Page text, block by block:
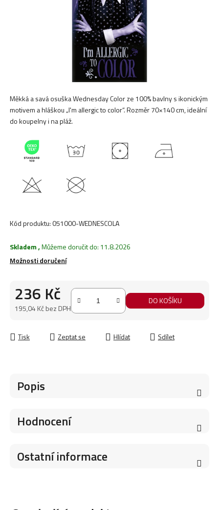
Měkká a savá osuška Wednesday Color ze 100% bavlny s ikonickým
motivem a hláškou „I'm allergic to color“. Rozměr 70×140 cm, ideální
do koupelny i na pláž.
Kód produktu:051000-WEDNESCOLA
Skladem,Můžeme doručit do: 11.8.2026
Možnosti doručení
236 Kč
195,04 Kč bez DPH
DO KOŠÍKU
Tisk Zeptat se Hlídat Sdílet
Popis
Hodnocení
Ostatní informace